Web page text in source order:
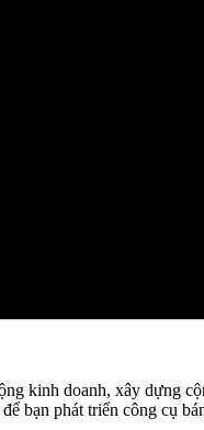
kinh doanh, xây dựng
bạn phát triển công cụ